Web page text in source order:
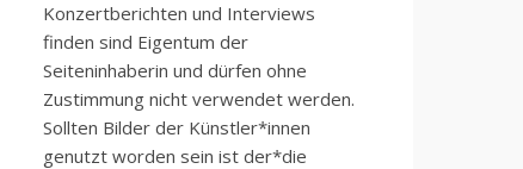
Konzertberichten und Interviews
finden sind Eigentum der
Seiteninhaberin und dürfen ohne
Zustimmung nicht verwendet werden.
Sollten Bilder der Künstler*innen
genutzt worden sein ist der*die